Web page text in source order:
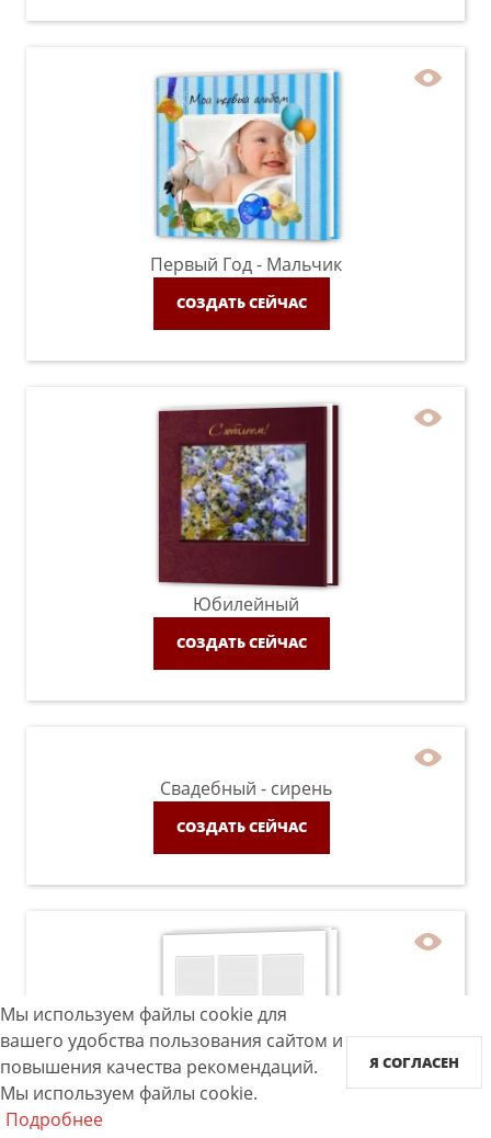
Первый Год - Мальчик
СОЗДАТЬ СЕЙЧАС
Юбилейный
СОЗДАТЬ СЕЙЧАС
Свадебный - сирень
СОЗДАТЬ СЕЙЧАС
Мы используем файлы cookie для
вашего удобства пользования сайтом и
повышения качества рекомендаций.
Мы используем файлы cookie.
Подробнее
Я СОГЛАСЕН